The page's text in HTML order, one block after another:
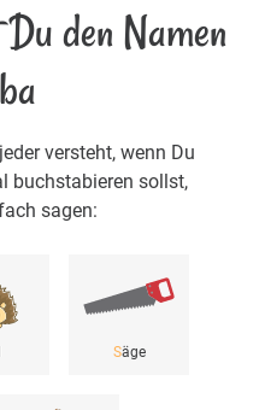
den Namen
versteht, wenn Du
buchstabieren sollst,
sagen:
Säge